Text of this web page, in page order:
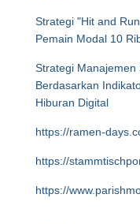
Strategi "Hit and
Pemain Modal 10
Strategi Manajemen
Berdasarkan
Hiburan Digital
https://ramen-
https://
https://